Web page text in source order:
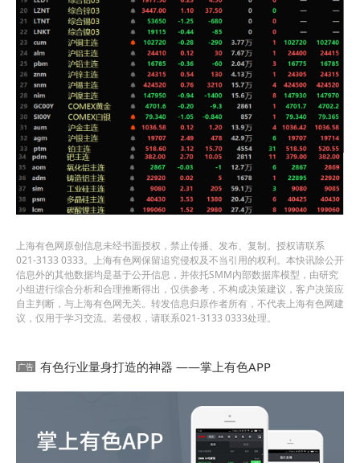
上海有色网原创信息未经书面授权，禁止传播、发布、复制。授权请联系
021-3133 0333。上海有色网保留追究侵权及不当引用的权利。本快讯除公开
信息外的其他数据均是基于公开信息，并依托SMM内部数据库模型，由研究
小组进行综合分析和合理推断得出，仅供参考，不构成决策建议，客户决策应
自主判断，与上海有色网无关。转发信息归原作者所有，不代表上海有色网建
议，仅用于学习交流。若侵权，请联系021-3133 0333处理。
有色行业量身打造的神器 ——掌上有色APP